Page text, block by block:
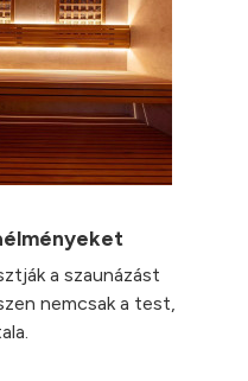
a szaunázást
nemcsak a test,